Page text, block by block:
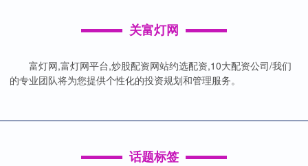
关富灯网
富灯网,富灯网平台,炒股配资网站约选配资,10大配资公司/我们
的专业团队将为您提供个性化的投资规划和管理服务。
话题标签